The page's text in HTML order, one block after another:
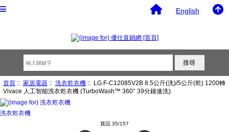
English
首頁:: 家居電器:: 洗衣乾衣機:: LG F-C12085V2B 8.5公斤(洗)/5公斤(乾) 1200轉
Vivace 人工智能洗衣乾衣機 (TurboWash™ 360° 39分鐘速洗)
洗衣乾衣機
貨品 35/157